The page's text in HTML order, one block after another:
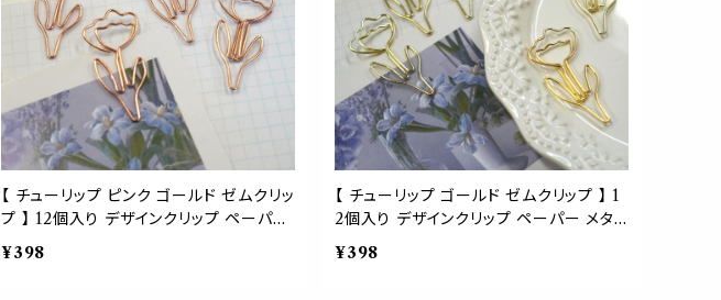
【 チューリップ ピンク ゴールド ゼムクリッ
プ 】 12個入り デザインクリップ ペーパー
メタリック ブックマーク 春 入学式 花 フ
ラワー ボタニカル 文房具 事務用品 デス
¥398
【 チューリップ ゴールド ゼムクリップ 】 1
2個入り デザインクリップ ペーパー メタリ
ック ブックマーク 春 入学式 花 フラワー
ボタニカル 文房具 事務用品 デスクアイ
¥398